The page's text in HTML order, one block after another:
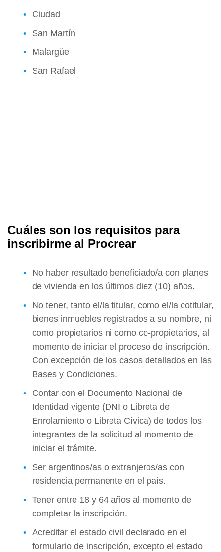
Ciudad
San Martín
Malargüe
San Rafael
Cuáles son los requisitos para
inscribirme al Procrear
No haber resultado beneficiado/a con planes
de vivienda en los últimos diez (10) años.
No tener, tanto el/la titular, como el/la cotitular,
bienes inmuebles registrados a su nombre, ni
como propietarios ni como co-propietarios, al
momento de iniciar el proceso de inscripción.
Con excepción de los casos detallados en las
Bases y Condiciones.
Contar con el Documento Nacional de
Identidad vigente (DNI o Libreta de
Enrolamiento o Libreta Cívica) de todos los
integrantes de la solicitud al momento de
iniciar el trámite.
Ser argentinos/as o extranjeros/as con
residencia permanente en el país.
Tener entre 18 y 64 años al momento de
completar la inscripción.
Acreditar el estado civil declarado en el
formulario de inscripción, excepto el estado